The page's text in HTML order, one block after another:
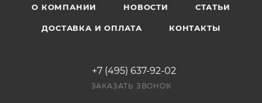
О КОМПАНИИ НОВОСТИ СТАТЬИ
ДОСТАВКА И ОПЛАТА КОНТАКТЫ
+7 (495) 637-92-02
ЗАКАЗАТЬ ЗВОНОК